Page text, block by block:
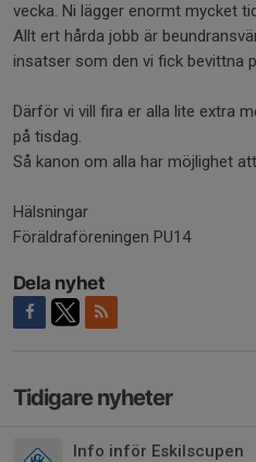
vecka. Ni lägger enormt mycket
Allt ert hårda jobb är
insatser som den vi fick bevittna
Därför vi vill fira er alla lite extra
på tisdag.
Så kanon om alla har möjlighet
Hälsningar
Föräldraföreningen PU14
Dela nyhet
Tidigare nyheter
Info inför Eskilscupen